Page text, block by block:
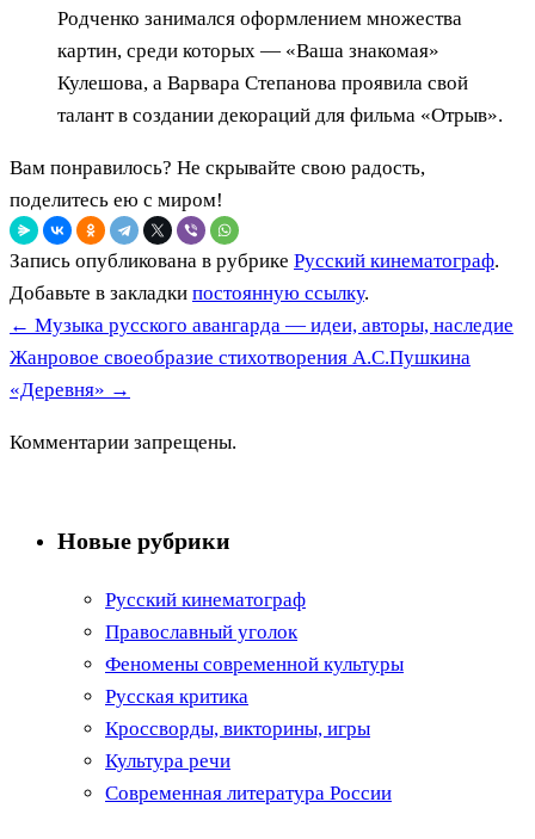
Родченко занимался оформлением множества
картин, среди которых — «Ваша знакомая»
Кулешова, а Варвара Степанова проявила свой
талант в создании декораций для фильма «Отрыв».
Вам понравилось? Не скрывайте свою радость,
поделитесь ею с миром!
Запись опубликована в рубрике Русский кинематограф.
Добавьте в закладки постоянную ссылку.
← Музыка русского авангарда — идеи, авторы, наследие
Жанровое своеобразие стихотворения А.С.Пушкина
«Деревня» →
Комментарии запрещены.
Новые рубрики
Русский кинематограф
Православный уголок
Феномены современной культуры
Русская критика
Кроссворды, викторины, игры
Культура речи
Современная литература России